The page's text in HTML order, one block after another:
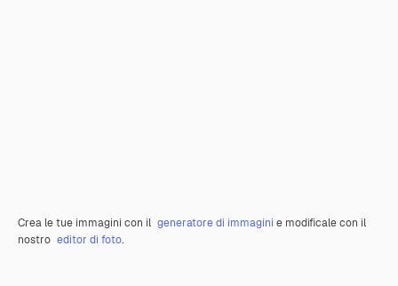
Crea le tue immagini con il generatore di immagini e modificale con il
nostro editor di foto.